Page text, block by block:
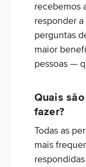
recebemos
responder
perguntas
maior
pessoas —
Quais
fazer?
Todas as
mais